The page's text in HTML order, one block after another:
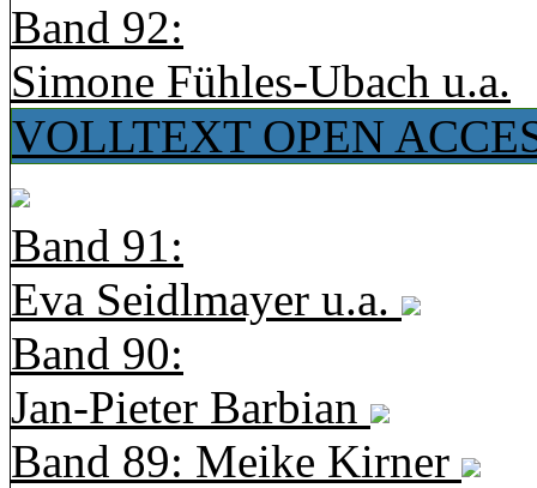
Band 92:
Simone Fühles-Ubach u.a.
VOLLTEXT OPEN
Band 91:
Eva Seidlmayer u.a.
Band 90:
Jan-Pieter Barbian
Band 89: Meike Kirner